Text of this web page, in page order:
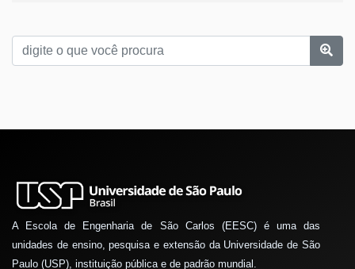
A Escola de Engenharia de São Carlos (EESC) é uma das
unidades de ensino, pesquisa e extensão da Universidade de São
Paulo (USP), instituição pública e de padrão mundial.